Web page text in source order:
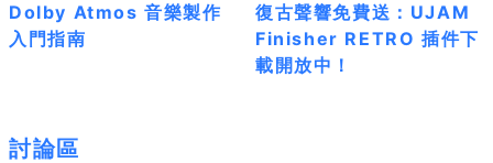
Dolby Atmos 音樂製作
入門指南
復古聲響免費送：UJAM
Finisher RETRO 插件下
載開放中！
討論區